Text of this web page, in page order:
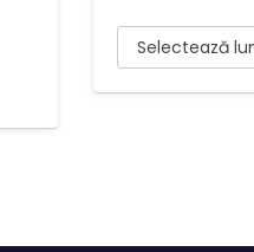
Arhive